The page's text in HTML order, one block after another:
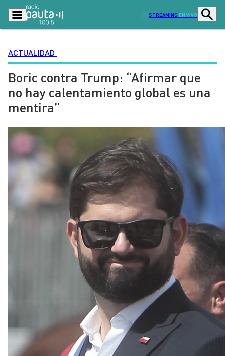
STREAMING EN VIVO
Podcasts Programas
Lo Último Actualidad
Ciudad
Radio en vivo
Tendencias
Entretención y Cultura
Contenido Patrocinado
ACTUALIDAD
Boric contra Trump: “Afirmar que
no hay calentamiento global es una
mentira”